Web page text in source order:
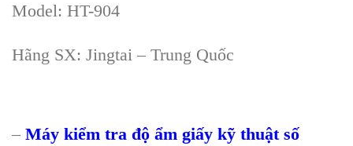
Model: HT-904
Hãng SX: Jingtai – Trung Quốc
– Máy kiểm tra độ ẩm giấy kỹ thuật số